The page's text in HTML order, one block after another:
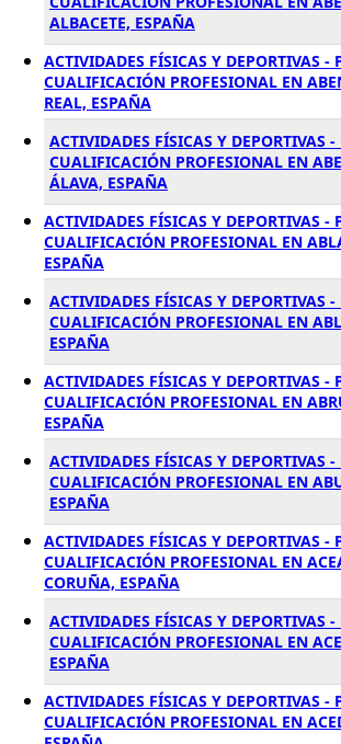
ALBACETE, ESPAÑA
ACTIVIDADES FÍSICAS Y DEPORTIVAS -
CUALIFICACIÓN PROFESIONAL EN
REAL, ESPAÑA
ACTIVIDADES FÍSICAS Y DEPORTIVAS -
CUALIFICACIÓN PROFESIONAL EN
ÁLAVA, ESPAÑA
ACTIVIDADES FÍSICAS Y DEPORTIVAS -
CUALIFICACIÓN PROFESIONAL EN
ESPAÑA
ACTIVIDADES FÍSICAS Y DEPORTIVAS -
CUALIFICACIÓN PROFESIONAL EN
ESPAÑA
ACTIVIDADES FÍSICAS Y DEPORTIVAS -
CUALIFICACIÓN PROFESIONAL EN
ESPAÑA
ACTIVIDADES FÍSICAS Y DEPORTIVAS -
CUALIFICACIÓN PROFESIONAL EN
ESPAÑA
ACTIVIDADES FÍSICAS Y DEPORTIVAS -
CUALIFICACIÓN PROFESIONAL EN
CORUÑA, ESPAÑA
ACTIVIDADES FÍSICAS Y DEPORTIVAS -
CUALIFICACIÓN PROFESIONAL EN
ESPAÑA
ACTIVIDADES FÍSICAS Y DEPORTIVAS -
CUALIFICACIÓN PROFESIONAL EN